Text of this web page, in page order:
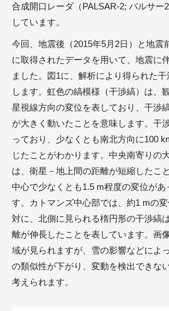
合成開口レーダ（PALSAR-2; パルサー
しています。
今回、地震後（2015年5月2日）と地震
に取得されたデータを用いて、地震に
ました。図1に、解析により得られた
します。虹色の縞模様（干渉縞）は、
星視線方向の変位を表しており、干渉
が大きく動いたことを意味します。干
っており、少なくとも南北方向に100
じたことがわかります。中央南寄りの
は、衛星－地上間の距離が短縮したこ
中心で少なくとも1.5 m程度の変位があ
す。カトマンズ中心部では、約1 mの
対に、北側に見られる楕円形の干渉縞
離が伸長したことを表しています。画
域が見られますが、雪の影響などによ
の類似性が下がり、変動を検出できな
考えられます。